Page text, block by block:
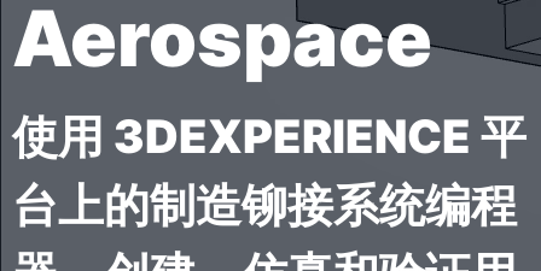
Aerospace
使用 3DEXPERIENCE 平
台上的制造铆接系统编程